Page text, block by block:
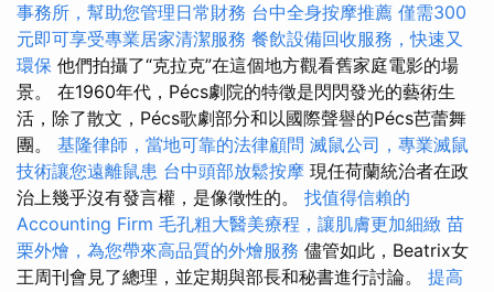
事務所，幫助您管理日常財務 台中全身按摩推薦 僅需300
元即可享受專業居家清潔服務 餐飲設備回收服務，快速又
環保 他們拍攝了“克拉克”在這個地方觀看舊家庭電影的場
景。 在1960年代，Pécs劇院的特徵是閃閃發光的藝術生
活，除了散文，Pécs歌劇部分和以國際聲譽的Pécs芭蕾舞
團。 基隆律師，當地可靠的法律顧問 滅鼠公司，專業滅鼠
技術讓您遠離鼠患 台中頭部放鬆按摩 現任荷蘭統治者在政
治上幾乎沒有發言權，是像徵性的。 找值得信賴的
Accounting Firm 毛孔粗大醫美療程，讓肌膚更加細緻 苗
栗外燴，為您帶來高品質的外燴服務 儘管如此，Beatrix女
王周刊會見了總理，並定期與部長和秘書進行討論。 提高